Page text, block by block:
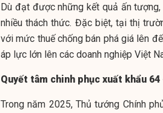
Dù đạt được những kết quả ấn
nhiều thách thức. Đặc biệt, tại thị
với mức thuế chống bán phá giá lên
áp lực lớn lên các doanh nghiệp Việt
Quyết tâm chinh phục xuất khẩu 64
Trong năm 2025, Thủ tướng Chính